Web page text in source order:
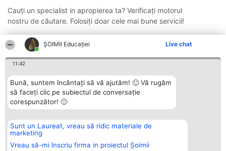
ȘOIMII Educației Live chat
11:42
Bună, suntem încântați să vă ajutăm! 🙂 Vă rugăm
să faceți clic pe subiectul de conversație
corespunzător! 🙂
Sunt un Laureat, vreau să ridic materiale de
marketing
Vreau să-mi înscriu firma in proiectul Șoimii
Cauți un specialist in apropierea ta? Verificați motorul
nostru de căutare. Folosiți doar cele mai bune servicii!
Organizator Ranking
BRIGHT SOLUTIONS BR SRL
Aleea Timisul De Sus 2 Bl. A30
Sc. A Et. 4 Ap. 13 Cod 061952
Plebiscyt
Lista Tuturor
Laureaților
Contact